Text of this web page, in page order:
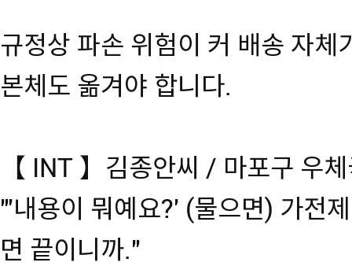
규정상 파손 위험이 커 배송 자체
본체도 옮겨야 합니다.
【 INT 】김종안씨 / 마포구 우
"'내용이 뭐예요?' (물으면) 가전
면 끝이니까."